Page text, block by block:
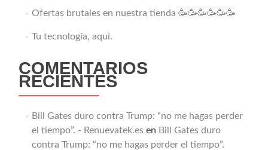
Ofertas brutales en nuestra tienda 🥳🥳🥳🥳🥳🥳
Tu tecnología, aquí.
COMENTARIOS
RECIENTES
Bill Gates duro contra Trump: “no me hagas perder
el tiempo”. - Renuevatek.esen Bill Gates duro
contra Trump: “no me hagas perder el tiempo”.